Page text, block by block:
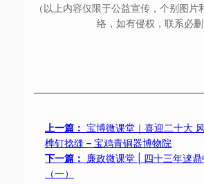
（以上内容仅限于公益宣传，个别图片
络，如有侵权，联系必删
上一篇： 宝博微课堂｜喜迎二十大
榫钉捻缝 – 宝鸡青铜器博物院
下一篇： 廉政微课堂 | 四十三年逨
（一）